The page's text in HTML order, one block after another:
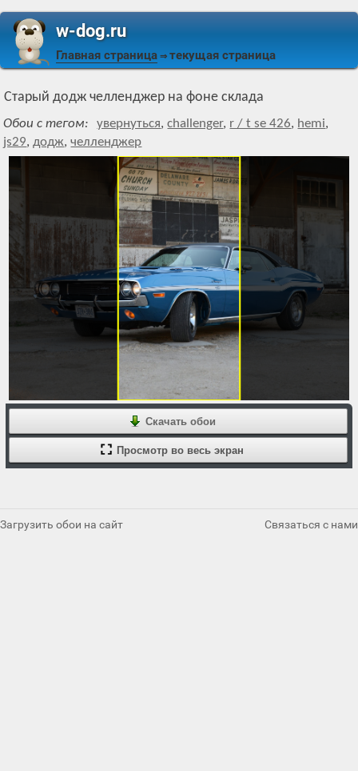
w-dog.ru
Главная страница ⇒ текущая страница
Старый додж челленджер на фоне склада
Обои с тегом: увернуться,challenger, r / t se 426, hemi,
js29,додж,челленджер
Скачать обои
Просмотр во весь экран
Загрузить обои на сайт Связаться с нами